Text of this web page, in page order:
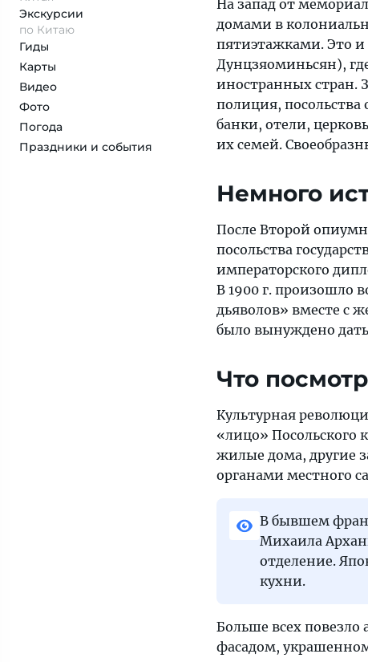
Экскурсии
по Китаю
Гиды
Карты
Видео
Фото
Погода
Праздники и события
На запад от
домами в
пятиэтажками. Это и
Дунцзяоминьсян),
иностранных стран.
полиция,
банки, отели,
их семей.
Немного
После Второй
посольства
императорского
В 1900 г. произошло
дьяволов» вместе с
было вынуждено
Что
Культурная
«лицо» Посольского
жилые дома, другие
органами местного
В бывшем
Михаила
отделение.
кухни.
Больше всех
фасадом,